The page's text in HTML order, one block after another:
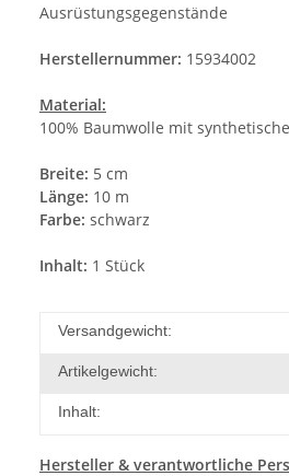
Ausrüstungsgegenstände
Herstellernummer: 15934002
Material:
100% Baumwolle mit
Breite: 5 cm
Länge: 10 m
Farbe: schwarz
Inhalt: 1 Stück
Versandgewicht:
Artikelgewicht:
Inhalt:
Hersteller & verantwortliche